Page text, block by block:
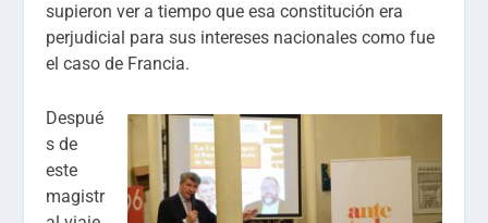
supieron ver a tiempo que esa constitución era
perjudicial para sus intereses nacionales como fue
el caso de Francia.
Despué
s de
este
magistr